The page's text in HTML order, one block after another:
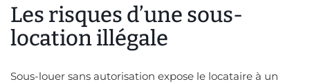
Les risques d’une sous-
location illégale
Sous-louer sans autorisation expose le locataire à un